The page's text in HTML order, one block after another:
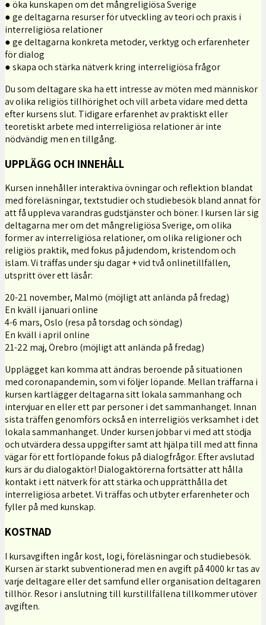
● öka kunskapen om det mångreligiösa Sverige
● ge deltagarna resurser för utveckling av teori och praxis i
interreligiösa relationer
● ge deltagarna konkreta metoder, verktyg och erfarenheter
för dialog
● skapa och stärka nätverk kring interreligiösa frågor
Du som deltagare ska ha ett intresse av möten med människor
av olika religiös tillhörighet och vill arbeta vidare med detta
efter kursens slut. Tidigare erfarenhet av praktiskt eller
teoretiskt arbete med interreligiösa relationer är inte
nödvändig men en tillgång.
UPPLÄGG OCH INNEHÅLL
Kursen innehåller interaktiva övningar och reflektion blandat
med föreläsningar, textstudier och studiebesök bland annat för
att få uppleva varandras gudstjänster och böner. I kursen lär sig
deltagarna mer om det mångreligiösa Sverige, om olika
former av interreligiösa relationer, om olika religioner och
religiös praktik, med fokus på judendom, kristendom och
islam. Vi träffas under sju dagar + vid två onlinetillfällen,
utspritt över ett läsår:
20-21 november, Malmö (möjligt att anlända på fredag)
En kväll i januari online
4-6 mars, Oslo (resa på torsdag och söndag)
En kväll i april online
21-22 maj, Örebro (möjligt att anlända på fredag)
Upplägget kan komma att ändras beroende på situationen
med coronapandemin, som vi följer löpande. Mellan träffarna i
kursen kartlägger deltagarna sitt lokala sammanhang och
intervjuar en eller ett par personer i det sammanhanget. Innan
sista träffen genomförs också en interreligiös verksamhet i det
lokala sammanhanget. Under kursen jobbar vi med att stödja
och utvärdera dessa uppgifter samt att hjälpa till med att finna
vägar för ett fortlöpande fokus på dialogfrågor. Efter avslutad
kurs är du dialogaktör! Dialogaktörerna fortsätter att hålla
kontakt i ett nätverk för att stärka och upprätthålla det
interreligiösa arbetet. Vi träffas och utbyter erfarenheter och
fyller på med kunskap.
KOSTNAD
I kursavgiften ingår kost, logi, föreläsningar och studiebesök.
Kursen är starkt subventionerad men en avgift på 4000 kr tas av
varje deltagare eller det samfund eller organisation deltagaren
tillhör. Resor i anslutning till kurstillfällena tillkommer utöver
avgiften.